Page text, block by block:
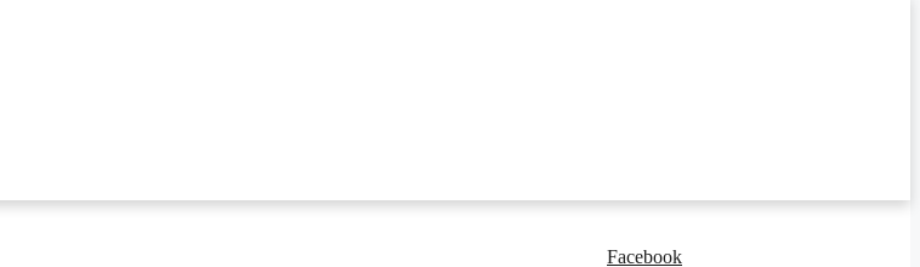
Facebook